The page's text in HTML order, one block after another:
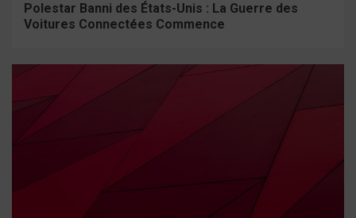
Polestar Banni des États-Unis : La Guerre des
Voitures Connectées Commence